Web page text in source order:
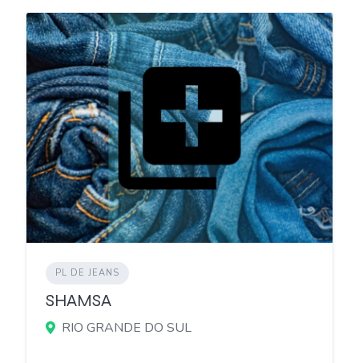
PL DE JEANS
SHAMSA
RIO GRANDE DO SUL